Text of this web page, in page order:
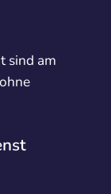
sind am